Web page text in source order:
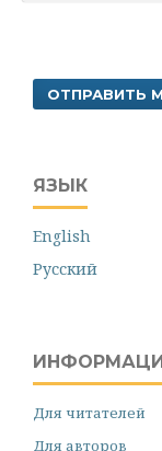
ОТПРАВИТЬ
ЯЗЫК
English
Русский
Для читателей
Для авторов